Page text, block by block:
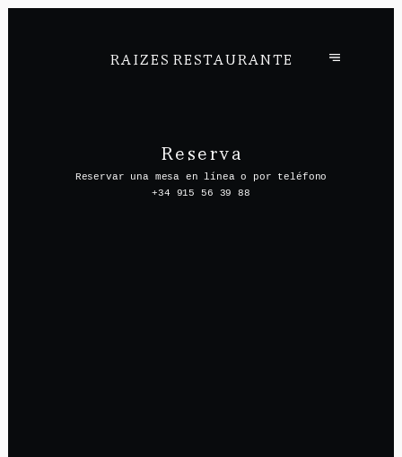
RAIZES RESTAURANTE
Reserva
Reservar una mesa en línea o por teléfono
+34 915 56 39 88